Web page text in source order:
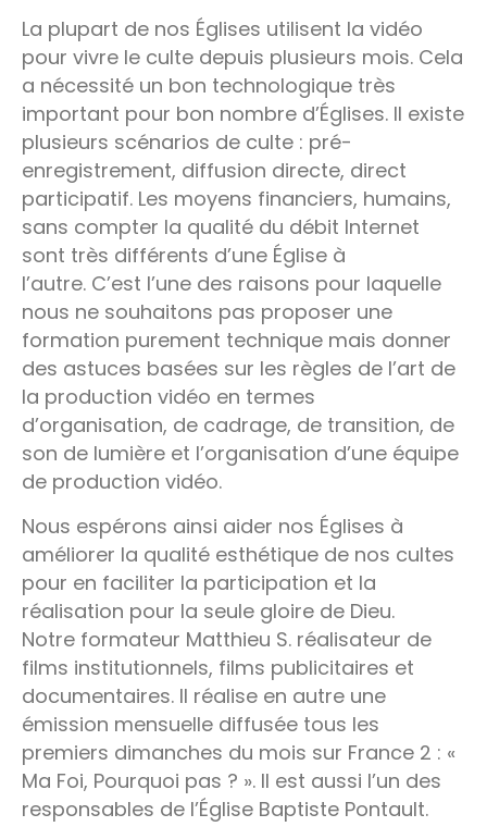
La plupart de nos Églises utilisent la vidéo
pour vivre le culte depuis plusieurs mois. Cela
a nécessité un bon technologique très
important pour bon nombre d’Églises. Il existe
plusieurs scénarios de culte : pré-
enregistrement, diffusion directe, direct
participatif. Les moyens financiers, humains,
sans compter la qualité du débit Internet
sont très différents d’une Église à
l’autre. C’est l’une des raisons pour laquelle
nous ne souhaitons pas proposer une
formation purement technique mais donner
des astuces basées sur les règles de l’art de
la production vidéo en termes
d’organisation, de cadrage, de transition, de
son de lumière et l’organisation d’une équipe
de production vidéo.
Nous espérons ainsi aider nos Églises à
améliorer la qualité esthétique de nos cultes
pour en faciliter la participation et la
réalisation pour la seule gloire de Dieu.
Notre formateur Matthieu S. réalisateur de
films institutionnels, films publicitaires et
documentaires. Il réalise en autre une
émission mensuelle diffusée tous les
premiers dimanches du mois sur France 2 : «
Ma Foi, Pourquoi pas ? ». Il est aussi l’un des
responsables de l’Église Baptiste Pontault.